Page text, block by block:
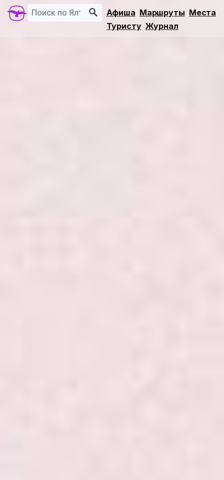
Афиша Маршруты Места
Туристу Журнал